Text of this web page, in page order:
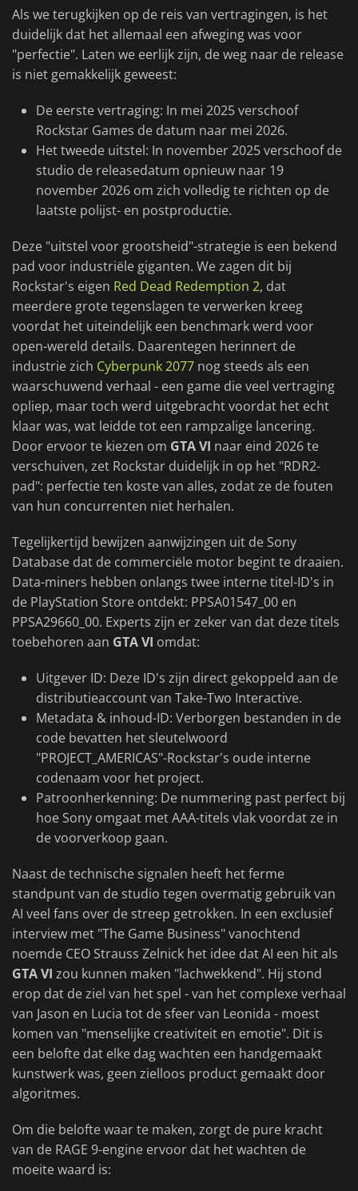
Als we terugkijken op de reis van vertragingen, is het
duidelijk dat het allemaal een afweging was voor
"perfectie". Laten we eerlijk zijn, de weg naar de release
is niet gemakkelijk geweest:
De eerste vertraging: In mei 2025 verschoof
Rockstar Games de datum naar mei 2026.
Het tweede uitstel: In november 2025 verschoof de
studio de releasedatum opnieuw naar 19
november 2026 om zich volledig te richten op de
laatste polijst- en postproductie.
Deze "uitstel voor grootsheid"-strategie is een bekend
pad voor industriële giganten. We zagen dit bij
Rockstar's eigen Red Dead Redemption 2, dat
meerdere grote tegenslagen te verwerken kreeg
voordat het uiteindelijk een benchmark werd voor
open-wereld details. Daarentegen herinnert de
industrie zich Cyberpunk 2077 nog steeds als een
waarschuwend verhaal - een game die veel vertraging
opliep, maar toch werd uitgebracht voordat het echt
klaar was, wat leidde tot een rampzalige lancering.
Door ervoor te kiezen om GTA VI naar eind 2026 te
verschuiven, zet Rockstar duidelijk in op het "RDR2-
pad": perfectie ten koste van alles, zodat ze de fouten
van hun concurrenten niet herhalen.
Tegelijkertijd bewijzen aanwijzingen uit de Sony
Database dat de commerciële motor begint te draaien.
Data-miners hebben onlangs twee interne titel-ID's in
de PlayStation Store ontdekt: PPSA01547_00 en
PPSA29660_00. Experts zijn er zeker van dat deze titels
toebehoren aan GTA VI omdat:
Uitgever ID: Deze ID's zijn direct gekoppeld aan de
distributieaccount van Take-Two Interactive.
Metadata & inhoud-ID: Verborgen bestanden in de
code bevatten het sleutelwoord
"PROJECT_AMERICAS"-Rockstar's oude interne
codenaam voor het project.
Patroonherkenning: De nummering past perfect bij
hoe Sony omgaat met AAA-titels vlak voordat ze in
de voorverkoop gaan.
Naast de technische signalen heeft het ferme
standpunt van de studio tegen overmatig gebruik van
AI veel fans over de streep getrokken. In een exclusief
interview met "The Game Business" vanochtend
noemde CEO Strauss Zelnick het idee dat AI een hit als
GTA VI zou kunnen maken "lachwekkend". Hij stond
erop dat de ziel van het spel - van het complexe verhaal
van Jason en Lucia tot de sfeer van Leonida - moest
komen van "menselijke creativiteit en emotie". Dit is
een belofte dat elke dag wachten een handgemaakt
kunstwerk was, geen zielloos product gemaakt door
algoritmes.
Om die belofte waar te maken, zorgt de pure kracht
van de RAGE 9-engine ervoor dat het wachten de
moeite waard is: